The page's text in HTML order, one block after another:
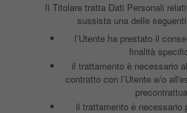
Il Titolare tratta Dati Personali
sussista una delle
l’Utente ha prestato il
finalità
il trattamento è necessario
contratto con l’Utente e/o
il trattamento è necessario